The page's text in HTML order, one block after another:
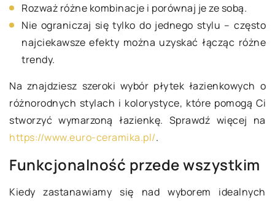
Rozważ różne kombinacje i porównaj je ze sobą.
Nie ograniczaj się tylko do jednego stylu – często
najciekawsze efekty można uzyskać łącząc różne
trendy.
Na znajdziesz szeroki wybór płytek łazienkowych o
różnorodnych stylach i kolorystyce, które pomogą Ci
stworzyć wymarzoną łazienkę. Sprawdź więcej na
https://www.euro-ceramika.pl/.
Funkcjonalność przede wszystkim
Kiedy zastanawiamy się nad wyborem idealnych